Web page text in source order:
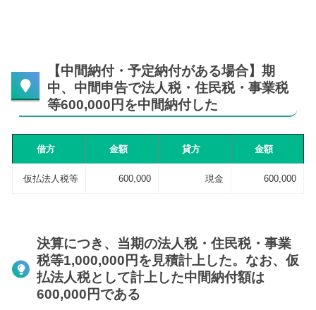
【中間納付・予定納付がある場合】期
中、中間申告で法人税・住民税・事業税
等600,000円を中間納付した
借方 金額 貸方 金額
仮払法人税等 600,000 現金 600,000
決算につき、当期の法人税・住民税・事業
税等1,000,000円を見積計上した。なお、仮
払法人税として計上した中間納付額は
600,000円である